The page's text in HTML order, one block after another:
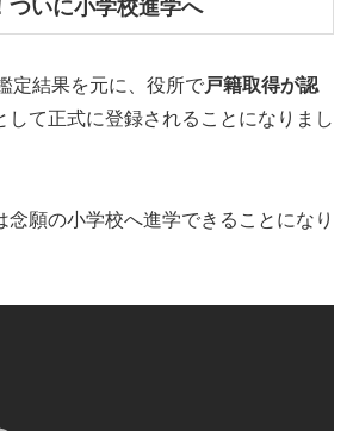
ついに小学校進学へ
定結果を元に、役所で戸籍取得が認
して正式に登録されることになりまし
念願の小学校へ進学できることになり